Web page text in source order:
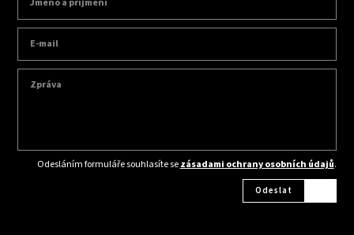
Odesláním formuláře souhlasíte sezásadami ochrany osobních údajů.
Odeslat